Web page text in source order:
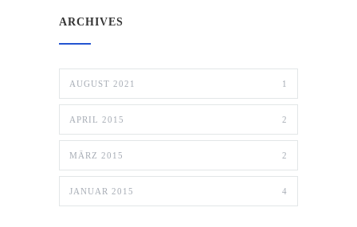
ARCHIVES
AUGUST 2021 1
APRIL 2015 2
MÄRZ 2015 2
JANUAR 2015 4